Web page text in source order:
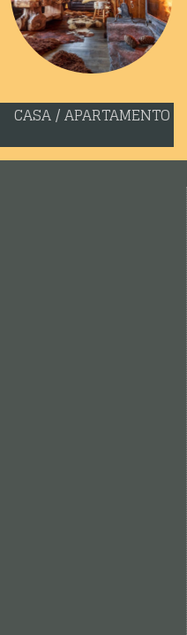
CASA / APARTAMENTO